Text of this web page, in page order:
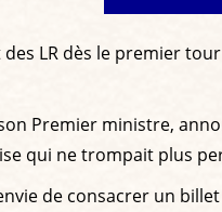
LR dès le premier
Premier ministre,
qui ne trompait plus
de consacrer un